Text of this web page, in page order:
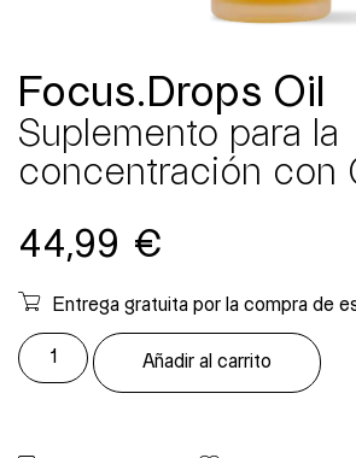
Focus.Drops Oil
Suplemento para la
concentración con
44,99 €
Entrega gratuita por la compra de
Añadir al carrito